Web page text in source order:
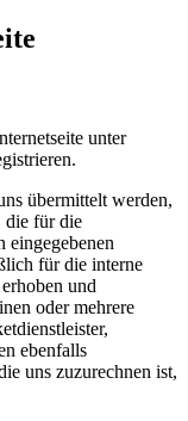
unter
übermittelt werden,
die für die
für die interne
und
oder mehrere
ebenfalls
uns zuzurechnen ist,